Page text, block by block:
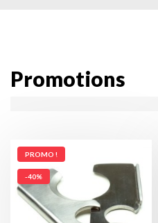
Promotions
PROMO !
-40%